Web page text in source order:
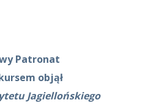
Patronat
objął
Jagiellońskiego